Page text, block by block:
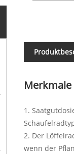
1.
2. Der
wenn der